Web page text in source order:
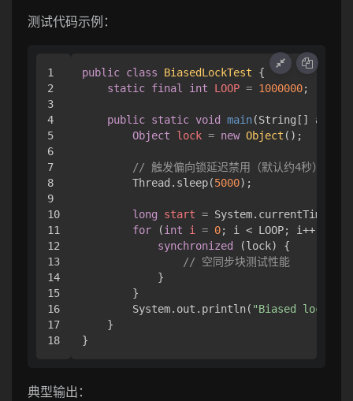
测试代码示例：
1
2
3
4
5
6
7
8
9
10
11
12
13
14
15
16
17
public class BiasedLockTest {
static final int LOOP = 1000000;
public static void main(String[] args)
Object
lock = new Object ();
// 触发偏向锁延迟禁用（默认约4秒）
        Thread.sleep(
5000);
long start =
for (int i = 0; i < LOOP; i++) {
synchronized
(lock) {
// 空同步块测试性能
            }
        }
        System.out.println(
"Biased lock
    }
典型输出：